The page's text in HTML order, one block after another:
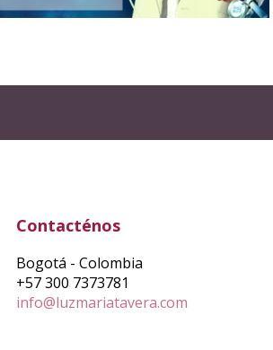
Contacténos
Bogotá - Colombia
+57 300 7373781
info@luzmariatavera.com